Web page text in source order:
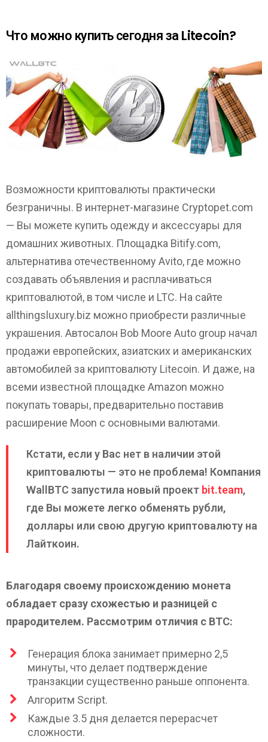
Что можно купить сегодня за Litecoin?
Возможности криптовалюты практически
безграничны. В интернет-магазине Cryptopet.com
— Вы можете купить одежду и аксессуары для
домашних животных. Площадка Bitify.com,
альтернатива отечественному Avito, где можно
создавать объявления и расплачиваться
криптовалютой, в том числе и LTC. На сайте
allthingsluxury.biz можно приобрести различные
украшения. Автосалон Bob Moore Auto group начал
продажи европейских, азиатских и американских
автомобилей за криптовалюту Litecoin. И даже, на
всеми известной площадке Amazon можно
покупать товары, предварительно поставив
расширение Moon с основными валютами.
Кстати, если у Вас нет в наличии этой
криптовалюты — это не проблема! Компания
WallBTC запустила новый проект bit.team,
где Вы можете легко обменять рубли,
доллары или свою другую криптовалюту на
Лайткоин.
Благодаря своему происхождению монета
обладает сразу схожестью и разницей с
прародителем. Рассмотрим отличия с BTC:
Генерация блока занимает примерно 2,5
минуты, что делает подтверждение
транзакции существенно раньше оппонента.
Алгоритм Script.
Каждые 3.5 дня делается перерасчет
сложности.